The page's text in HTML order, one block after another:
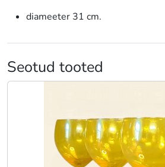
diameeter 31 cm.
Seotud tooted